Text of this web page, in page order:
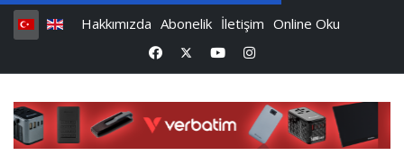
Hakkımızda Abonelik İletişim Online Oku